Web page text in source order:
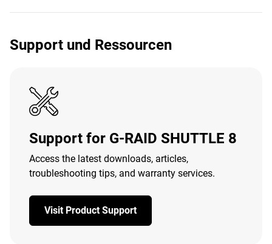
Support und Ressourcen
Support for G-RAID SHUTTLE 8
Access the latest downloads, articles,
troubleshooting tips, and warranty services.
Visit Product Support